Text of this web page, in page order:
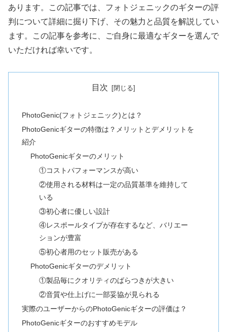
あります。この記事では、フォトジェニックのギターの評
判について詳細に掘り下げ、その魅力と品質を解説してい
ます。この記事を参考に、ご自身に最適なギターを選んで
いただければ幸いです。
目次
PhotoGenic(フォトジェニック)とは？
PhotoGenicギターの特徴は？メリットとデメリットを
紹介
PhotoGenicギターのメリット
①コストパフォーマンスが高い
②使用される材料は一定の品質基準を維持して
いる
③初心者に優しい設計
④レスポールタイプが存在するなど、バリエー
ションが豊富
⑤初心者用のセット販売がある
PhotoGenicギターのデメリット
①製品毎にクオリティのばらつきが大きい
②音質や仕上げに一部妥協が見られる
実際のユーザーからのPhotoGenicギターの評価は？
PhotoGenicギターのおすすめモデル